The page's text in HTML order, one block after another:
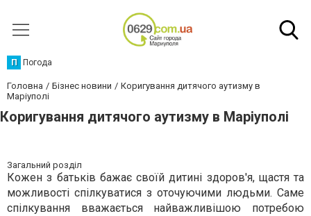
П Погода
Головна Бізнес новини
Коригування дитячого аутизму в
Маріуполі
Коригування дитячого аутизму в Маріуполі
Загальний розділ
Кожен з батьків бажає своїй дитині здоров'я, щастя та
можливості спілкуватися з оточуючими людьми. Саме
спілкування вважається найважливішою потребою